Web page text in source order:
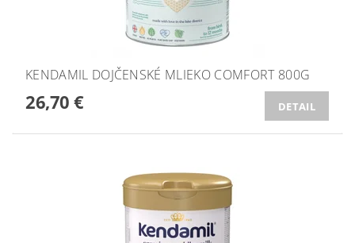
KENDAMIL DOJČENSKÉ MLIEKO COMFORT 800G
26,70 € DETAIL